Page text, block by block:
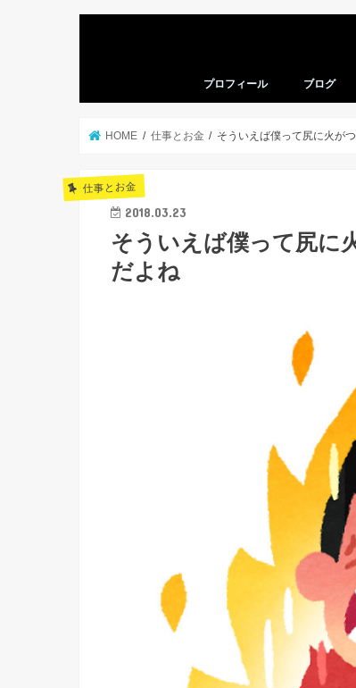
プロフィール ブログ
HOME 仕事とお金 そういえば僕って尻に火が
仕事とお金
2018.03.23
そういえば僕って尻に
だよね